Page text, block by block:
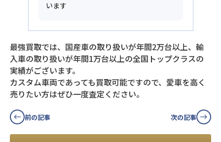
います
最強買取では、国産車の取り扱いが年間2万台以上、輸
入車の取り扱いが年間1万台以上の全国トップクラスの
実績がございます。
カスタム車両であっても買取可能ですので、愛車を高く
売りたい方はぜひ一度査定ください。
前の記事 次の記事